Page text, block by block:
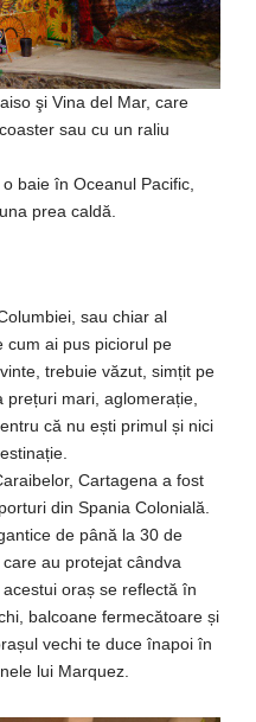
şi Vina del Mar, care
sau cu un raliu
baie în Oceanul Pacific,
prea caldă.
sau chiar al
cum ai pus piciorul pe
trebuie văzut, simțit pe
prețuri mari, aglomerație,
că nu ești primul și nici
Cartagena a fost
din Spania Colonială.
de până la 30 de
au protejat cândva
oraș se reflectă în
balcoane fermecătoare și
vechi te duce înapoi în
lui Marquez.